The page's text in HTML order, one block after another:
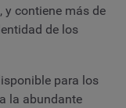
y contiene más de
de los
para los
la abundante